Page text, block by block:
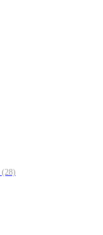
(28)